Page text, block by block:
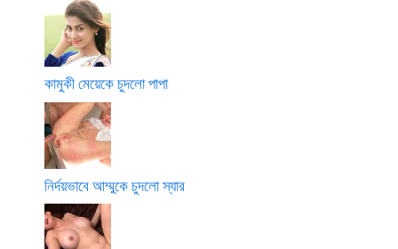
কামুকী মেয়েকে চুদলো পাপা
নির্দয়ভাবে আম্মুকে চুদলো স্যার